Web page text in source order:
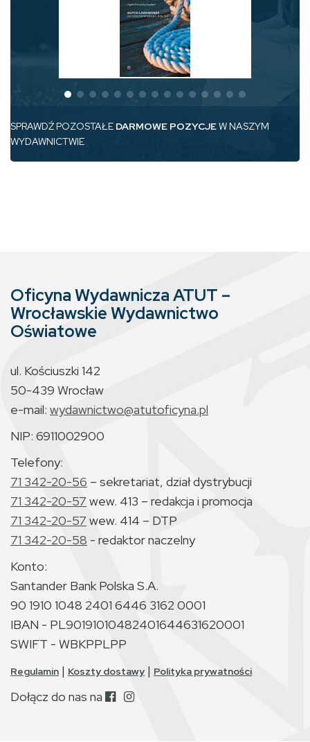
SPRAWDŹ POZOSTAŁE DARMOWE POZYCJEW NASZYM
WYDAWNICTWIE
Oficyna Wydawnicza ATUT –
Wrocławskie Wydawnictwo
Oświatowe
ul. Kościuszki 142
50-439 Wrocław
e-mail: wydawnictwo@atutoficyna.pl
NIP: 6911002900
Telefony:
71 342-20-56 – sekretariat, dział dystrybucji
71 342-20-57 wew. 413 – redakcja i promocja
71 342-20-57 wew. 414 – DTP
71 342-20-58 - redaktor naczelny
Konto:
Santander Bank Polska S.A.
90 1910 1048 2401 6446 3162 0001
IBAN - PL90191010482401644631620001
SWIFT - WBKPPLPP
Regulamin | Koszty dostawy | Polityka prywatności
Dołącz do nas na